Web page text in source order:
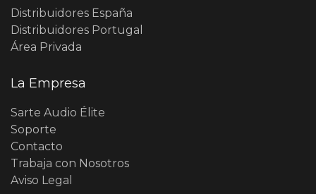
Distribuidores España
Distribuidores Portugal
Área Privada
La Empresa
Sarte Audio Élite
Soporte
Contacto
Trabaja con Nosotros
Aviso Legal